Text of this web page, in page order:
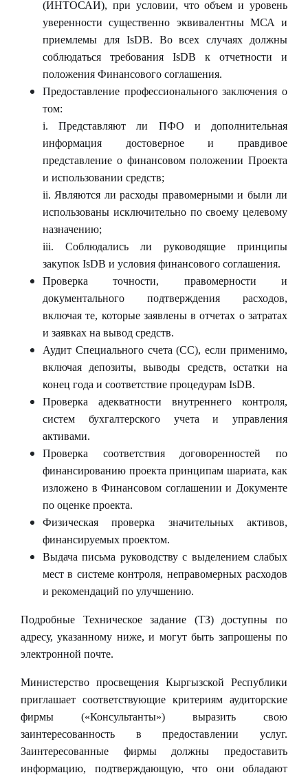
(ИНТОСАИ), при условии, что объем и уровень
уверенности существенно эквивалентны МСА и
приемлемы для IsDB. Во всех случаях должны
соблюдаться требования IsDB к отчетности и
положения Финансового соглашения.
Предоставление профессионального заключения о
том:
i. Представляют ли ПФО и дополнительная
информация достоверное и правдивое
представление о финансовом положении Проекта
и использовании средств;
ii. Являются ли расходы правомерными и были ли
использованы исключительно по своему целевому
назначению;
iii. Соблюдались ли руководящие принципы
закупок IsDB и условия финансового соглашения.
Проверка точности, правомерности и
документального подтверждения расходов,
включая те, которые заявлены в отчетах о затратах
и заявках на вывод средств.
Аудит Специального счета (СС), если применимо,
включая депозиты, выводы средств, остатки на
конец года и соответствие процедурам IsDB.
Проверка адекватности внутреннего контроля,
систем бухгалтерского учета и управления
активами.
Проверка соответствия договоренностей по
финансированию проекта принципам шариата, как
изложено в Финансовом соглашении и Документе
по оценке проекта.
Физическая проверка значительных активов,
финансируемых проектом.
Выдача письма руководству с выделением слабых
мест в системе контроля, неправомерных расходов
и рекомендаций по улучшению.
Подробные Техническое задание (ТЗ) доступны по
адресу, указанному ниже, и могут быть запрошены по
электронной почте.
Министерство просвещения Кыргызской Республики
приглашает соответствующие критериям аудиторские
фирмы («Консультанты») выразить свою
заинтересованность в предоставлении услуг.
Заинтересованные фирмы должны предоставить
информацию, подтверждающую, что они обладают